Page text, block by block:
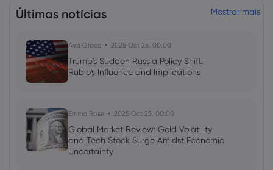
Últimas notícias Mostrar mais
Ava Grace 2025 Oct 25, 00:00
Trump's Sudden Russia Policy Shift:
Rubio's Influence and Implications
Emma Rose 2025 Oct 25, 00:00
Global Market Review: Gold Volatility
and Tech Stock Surge Amidst Economic
Uncertainty